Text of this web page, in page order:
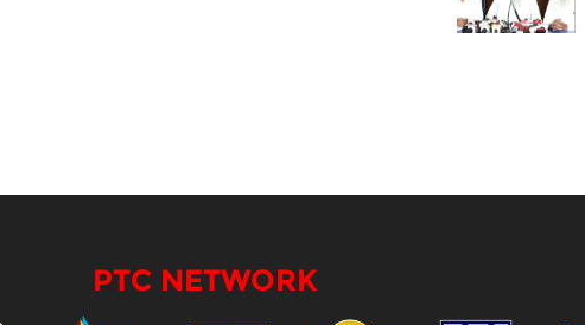
PTC NETWORK